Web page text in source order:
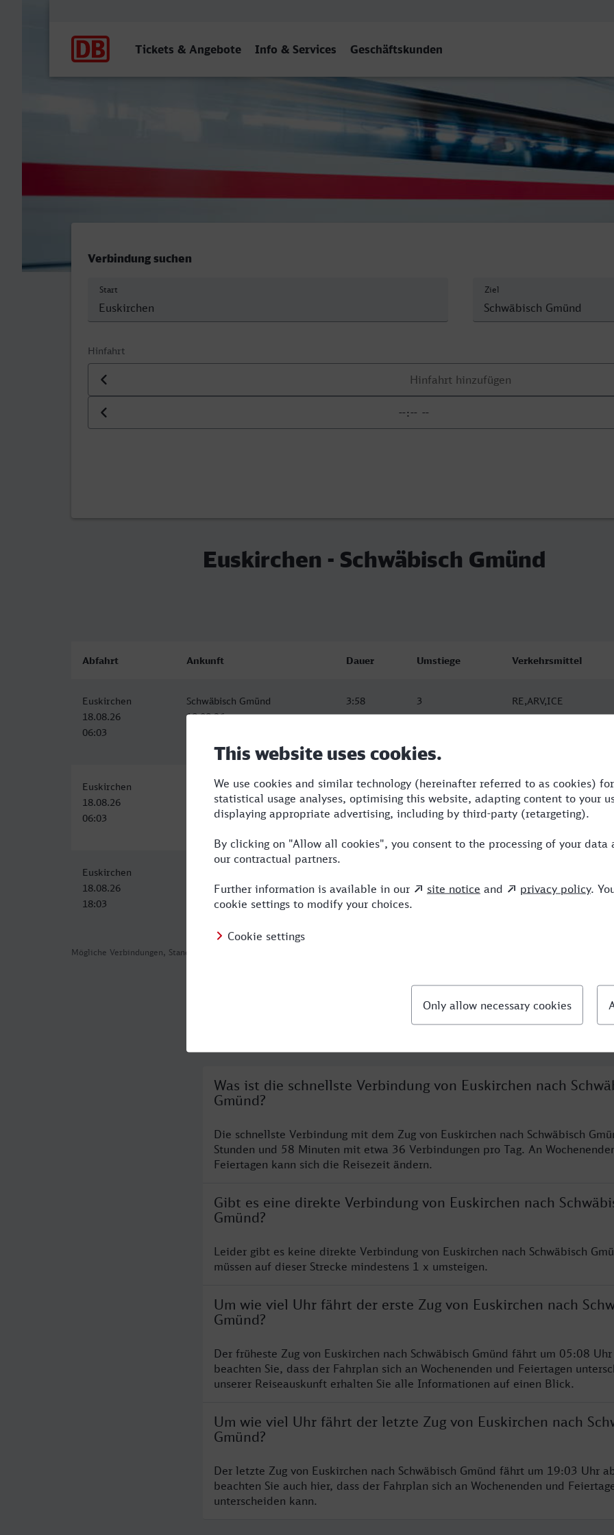
Tickets & Angebote Info & Services Geschäftskunden
Euskirchen - Schwäbisch Gmünd
Verbindung suchen
Start Ziel
Hinfahrt
Datum der Hinfahrt
Uhrzeit der Hinfahrt
Euskirchen - Schwäbisch Gmünd
Mögliche Verbindungen, Stand: 2026-08-04 05:31
Abfahrt Ankunft Dauer Umstiege Verkehrsmittel
Euskirchen
18.08.26
06:03
Schwäbisch Gmünd
18.08.26
3:58 3 RE,ARV,ICE
Euskirchen
18.08.26
06:03
Schwäbisch Gmünd
18.08.26
3:58 3 RE,ARV,ICE
Euskirchen
18.08.26
18:03
18.08.26
Was ist die schnellste Verbindung von Euskirchen nach
Gmünd?
Die schnellste Verbindung mit dem Zug von Euskirchen nach Schwäbisch
Stunden und 58 Minuten mit etwa 36 Verbindungen pro Tag. An
Feiertagen kann sich die Reisezeit ändern.
Gibt es eine direkte Verbindung von Euskirchen nach
Gmünd?
Leider gibt es keine direkte Verbindung von Euskirchen nach Schwäbisch
müssen auf dieser Strecke mindestens 1 x umsteigen.
Um wie viel Uhr fährt der erste Zug von Euskirchen nach
Gmünd?
Der früheste Zug von Euskirchen nach Schwäbisch Gmünd fährt um 05:08
beachten Sie, dass der Fahrplan sich an Wochenenden und Feiertagen
unserer Reiseauskunft erhalten Sie alle Informationen auf einen Blick.
Um wie viel Uhr fährt der letzte Zug von Euskirchen nach
Gmünd?
Der letzte Zug von Euskirchen nach Schwäbisch Gmünd fährt um 19:03 Uhr
beachten Sie auch hier, dass der Fahrplan sich an Wochenenden und
unterscheiden kann.